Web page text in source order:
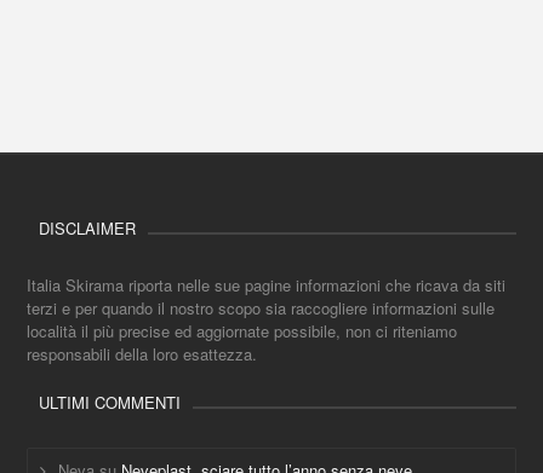
DISCLAIMER
Italia Skirama riporta nelle sue pagine informazioni che ricava da siti
terzi e per quando il nostro scopo sia raccogliere informazioni sulle
località il più precise ed aggiornate possibile, non ci riteniamo
responsabili della loro esattezza.
ULTIMI COMMENTI